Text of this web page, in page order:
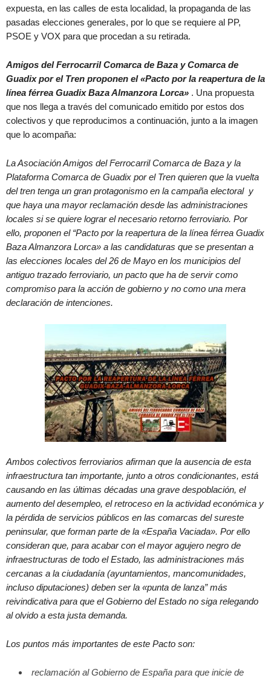
expuesta, en las calles de esta localidad, la propaganda de las
pasadas elecciones generales, por lo que se requiere al PP,
PSOE y VOX para que procedan a su retirada.
Amigos del Ferrocarril Comarca de Baza y Comarca de
Guadix por el Tren proponen el «Pacto por la reapertura de la
línea férrea Guadix Baza Almanzora Lorca» . Una propuesta
que nos llega a través del comunicado emitido por estos dos
colectivos y que reproducimos a continuación, junto a la imagen
que lo acompaña:
La Asociación Amigos del Ferrocarril Comarca de Baza y la
Plataforma Comarca de Guadix por el Tren quieren que la vuelta
del tren tenga un gran protagonismo en la campaña electoral y
que haya una mayor reclamación desde las administraciones
locales si se quiere lograr el necesario retorno ferroviario. Por
ello, proponen el “Pacto por la reapertura de la línea férrea Guadix
Baza Almanzora Lorca» a las candidaturas que se presentan a
las elecciones locales del 26 de Mayo en los municipios del
antiguo trazado ferroviario, un pacto que ha de servir como
compromiso para la acción de gobierno y no como una mera
declaración de intenciones.
Ambos colectivos ferroviarios afirman que la ausencia de esta
infraestructura tan importante, junto a otros condicionantes, está
causando en las últimas décadas una grave despoblación, el
aumento del desempleo, el retroceso en la actividad económica y
la pérdida de servicios públicos en las comarcas del sureste
peninsular, que forman parte de la «España Vaciada». Por ello
consideran que, para acabar con el mayor agujero negro de
infraestructuras de todo el Estado, las administraciones más
cercanas a la ciudadanía (ayuntamientos, mancomunidades,
incluso diputaciones) deben ser la «punta de lanza” más
reivindicativa para que el Gobierno del Estado no siga relegando
al olvido a esta justa demanda.
Los puntos más importantes de este Pacto son:
reclamación al Gobierno de España para que inicie de